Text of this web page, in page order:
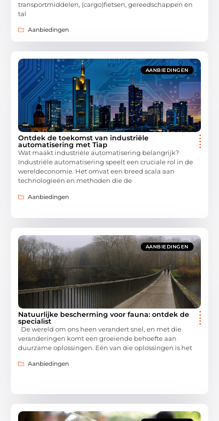
transportmiddelen, (cargo)fietsen, gereedschappen en
tal
Aanbiedingen
AANBIEDINGEN
Ontdek de toekomst van industriële
automatisering met Tiap
Wat maakt industriële automatisering belangrijk?
Industriële automatisering speelt een cruciale rol in de
wereldeconomie. Het omvat een breed scala aan
technologieën en methoden die de
Aanbiedingen
AANBIEDINGEN
Natuurlijke bescherming voor fauna: ontdek de
specialist
De wereld om ons heen verandert snel, en met die
veranderingen komt een groeiende behoefte aan
duurzame oplossingen. Eén van die oplossingen is het
Aanbiedingen